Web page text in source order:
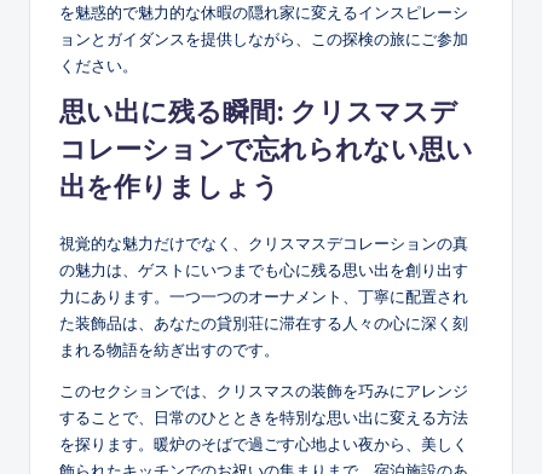
を魅惑的で魅力的な休暇の隠れ家に変えるインスピレーシ
ョンとガイダンスを提供しながら、この探検の旅にご参加
ください。
思い出に残る瞬間: クリスマスデ
コレーションで忘れられない思い
出を作りましょう
視覚的な魅力だけでなく、クリスマスデコレーションの真
の魅力は、ゲストにいつまでも心に残る思い出を創り出す
力にあります。一つ一つのオーナメント、丁寧に配置され
た装飾品は、あなたの貸別荘に滞在する人々の心に深く刻
まれる物語を紡ぎ出すのです。
このセクションでは、クリスマスの装飾を巧みにアレンジ
することで、日常のひとときを特別な思い出に変える方法
を探ります。暖炉のそばで過ごす心地よい夜から、美しく
飾られたキッチンでのお祝いの集まりまで、宿泊施設のあ